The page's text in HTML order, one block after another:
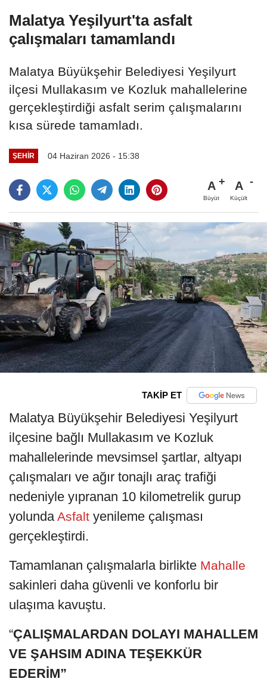
Malatya Yeşilyurt'ta asfalt
çalışmaları tamamlandı
Malatya Büyükşehir Belediyesi Yeşilyurt
ilçesi Mullakasım ve Kozluk mahallelerine
gerçekleştirdiği asfalt serim çalışmalarını
kısa sürede tamamladı.
ŞEHIR 04 Haziran 2026 - 15:38
A
Büyüt
A
Küçült
TAKİP ET
Malatya Büyükşehir Belediyesi Yeşilyurt
ilçesine bağlı Mullakasım ve Kozluk
mahallelerinde mevsimsel şartlar, altyapı
çalışmaları ve ağır tonajlı araç trafiği
nedeniyle yıpranan 10 kilometrelik gurup
yolunda Asfalt yenileme çalışması
gerçekleştirdi.
Tamamlanan çalışmalarla birlikte Mahalle
sakinleri daha güvenli ve konforlu bir
ulaşıma kavuştu.
“ÇALIŞMALARDAN DOLAYI MAHALLEM
VE ŞAHSIM ADINA TEŞEKKÜR
EDERİM”